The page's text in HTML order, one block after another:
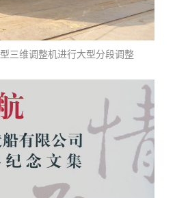
三维调整机进行大型分段调整